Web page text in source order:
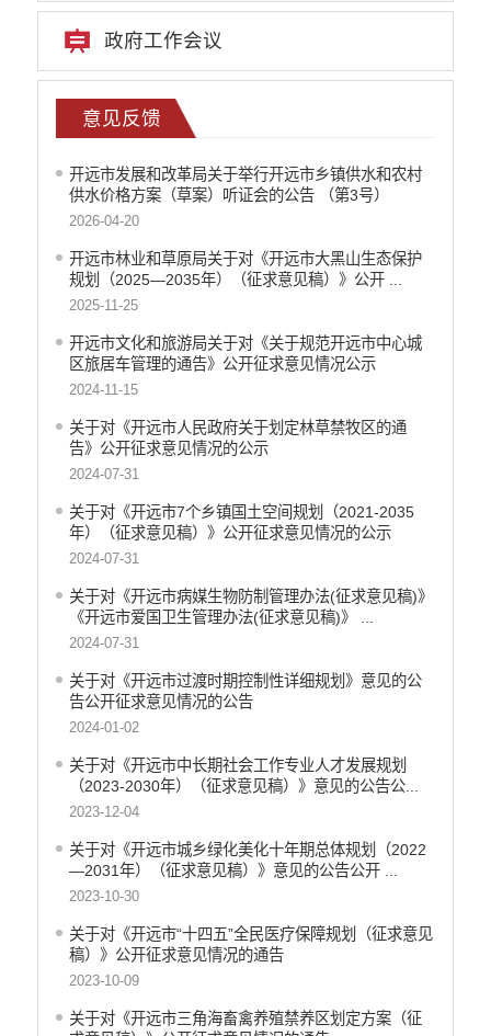
行政事业性收费
公务员管理
重大决策
重大决策听证事项
意见反馈
减税降费
稳岗就业
产品质量
公共文化服务
涉农补贴
疫情防控
养老服务
社会救助信息
规划计划
重大决策预公开
食品药品监管
政府集中采购
环保督察
医疗卫生
行政许可
行政处罚和行政强制
乡村振兴工作信息公开
政府工作会议
意见反馈
开远市发展和改革局关于举行开远市乡镇供水和农村
供水价格方案（草案）听证会的公告 （第3号）
2026-04-20
开远市林业和草原局关于对《开远市大黑山生态保护
规划（2025—2035年）（征求意见稿）》公开 ...
2025-11-25
开远市文化和旅游局关于对《关于规范开远市中心城
区旅居车管理的通告》公开征求意见情况公示
2024-11-15
关于对《开远市人民政府关于划定林草禁牧区的通
告》公开征求意见情况的公示
2024-07-31
关于对《开远市7个乡镇国土空间规划（2021-2035
年）（征求意见稿）》公开征求意见情况的公示
2024-07-31
关于对《开远市病媒生物防制管理办法(征求意见稿)》
《开远市爱国卫生管理办法(征求意见稿)》 ...
2024-07-31
关于对《开远市过渡时期控制性详细规划》意见的公
告公开征求意见情况的公告
2024-01-02
关于对《开远市中长期社会工作专业人才发展规划
（2023-2030年）（征求意见稿）》意见的公告公...
2023-12-04
关于对《开远市城乡绿化美化十年期总体规划（2022
—2031年）（征求意见稿）》意见的公告公开 ...
2023-10-30
关于对《开远市“十四五”全民医疗保障规划（征求意见
稿）》公开征求意见情况的通告
2023-10-09
关于对《开远市三角海畜禽养殖禁养区划定方案（征